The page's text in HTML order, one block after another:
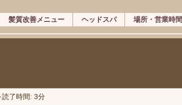
髪質改善メニュー ヘッドスパ 場所・営業時間
読了時間: 3分